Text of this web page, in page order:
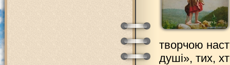
творчою
душі», тих,